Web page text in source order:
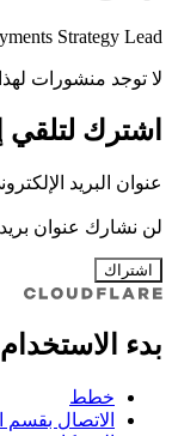
Strategy Lead
لا توجد منشورات
اشترك
عنوان البريد
لن نشارك عنوان
اشتراك
بدء الاستخدام
خطط
الاتصال بقسم